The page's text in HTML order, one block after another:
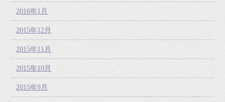
2016年1月
2015年12月
2015年11月
2015年10月
2015年9月